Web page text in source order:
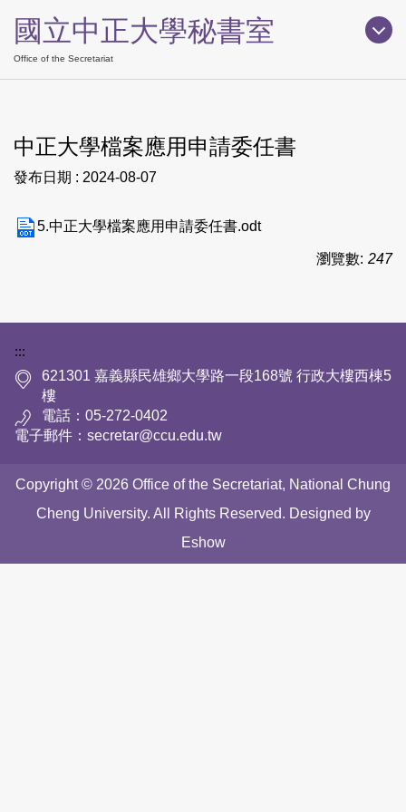
到
主
要
區
國立中正大學秘書室
Office of the Secretariat
中正大學檔案應用申請委任書
發布日期 : 2024-08-07
5.中正大學檔案應用申請委任書.odt
瀏覽數: 247
:::
621301 嘉義縣民雄鄉大學路一段168號 行政大樓西棟5
樓
電話：05-272-0402
電子郵件：secretar@ccu.edu.tw
Copyright © 2026 Office of the Secretariat, National Chung
Cheng University. All Rights Reserved. Designed by
Eshow